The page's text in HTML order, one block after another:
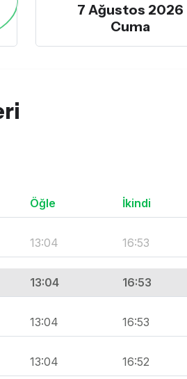
7 Ağustos 2026
Cuma
Öğle İkindi
13:04 16:53
13:04 16:53
13:04 16:53
13:04 16:52